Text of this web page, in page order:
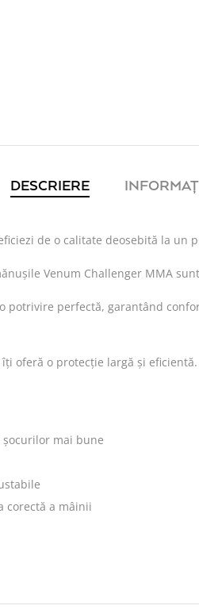
DESCRIERE
de o calitate deosebită la un
Venum Challenger MMA
potrivire perfectă, garantând
oferă o protecție largă și eficientă.
mai bune
corectă a mâinii